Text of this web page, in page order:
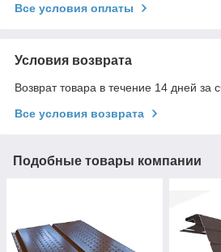
Все условия оплаты
Условия возврата
Возврат товара в течение 14 дней за
Все условия возврата
Подобные товары компании